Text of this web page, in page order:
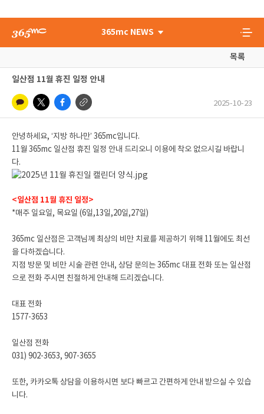
365mc NEWS
목록
일산점 11월 휴진 일정 안내
2025-10-23
안녕하세요, ‘지방 하나만’ 365mc입니다.
11월 365mc 일산점 휴진 일정 안내 드리오니 이용에 착오 없으시길 바랍니
다.
<일산점 11월 휴진 일정>
*매주 일요일, 목요일 (6일,13일,20일,27일)
365mc 일산점은 고객님께 최상의 비만 치료를 제공하기 위해 11월에도 최선
을 다하겠습니다.
지점 방문 및 비만 시술 관련 안내, 상담 문의는 365mc 대표 전화 또는 일산점
으로 전화 주시면 친절하게 안내해 드리겠습니다.
대표 전화
1577-3653
일산점 전화
031) 902-3653, 907-3655
또한, 카카오톡 상담을 이용하시면 보다 빠르고 간편하게 안내 받으실 수 있습
니다.